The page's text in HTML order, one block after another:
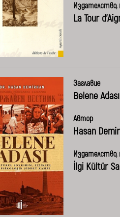
Издателство,
La Tour
Заглавие
Belene
Автор
Hasаn
Издателство,
İlgi Kültür